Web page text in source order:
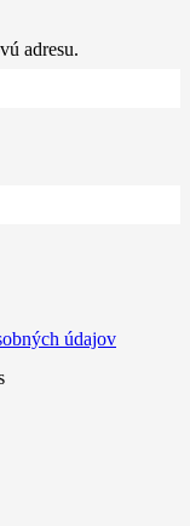
adresu.
údajov